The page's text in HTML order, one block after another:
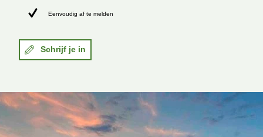
Eenvoudig af te melden
Schrijf je in